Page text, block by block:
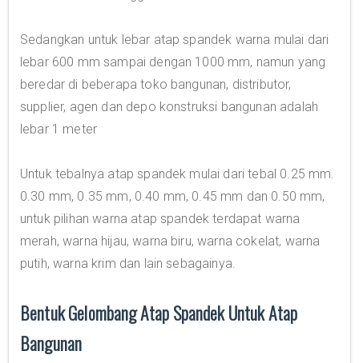
Sedangkan untuk lebar atap spandek warna mulai dari
lebar 600 mm sampai dengan 1000 mm, namun yang
beredar di beberapa toko bangunan, distributor,
supplier, agen dan depo konstruksi bangunan adalah
lebar 1 meter
Untuk tebalnya atap spandek mulai dari tebal 0.25 mm.
0.30 mm, 0.35 mm, 0.40 mm, 0.45 mm dan 0.50 mm,
untuk pilihan warna atap spandek terdapat warna
merah, warna hijau, warna biru, warna cokelat, warna
putih, warna krim dan lain sebagainya.
Bentuk Gelombang Atap Spandek Untuk Atap
Bangunan